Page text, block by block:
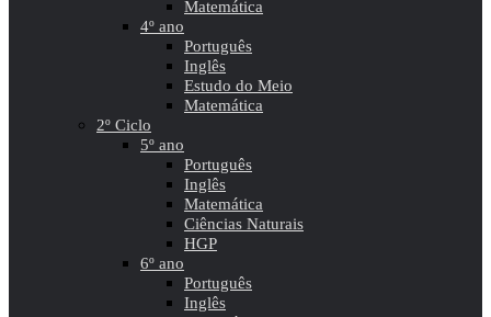
Matemática
4º ano
Português
Inglês
Estudo do Meio
Matemática
2º Ciclo
5º ano
Português
Inglês
Matemática
Ciências Naturais
HGP
6º ano
Português
Inglês